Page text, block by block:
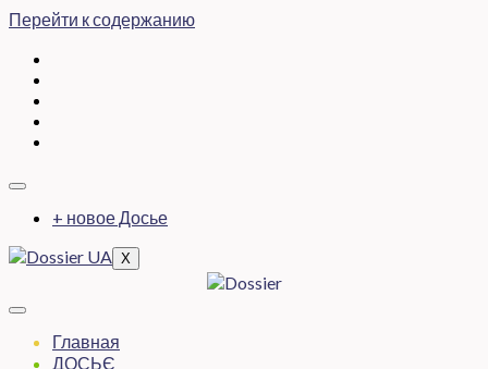
Перейти к содержанию
+ новое Досье
X
Главная
ДОСЬЄ